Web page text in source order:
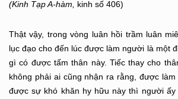
(Kinh Tạp A-hàm, kinh số 406)
Thật vậy, trong vòng luân hồi trầm luân
lục đạo cho đến lúc được làm người là một
gì có được tấm thân này. Tiếc thay cho
không phải ai cũng nhận ra rằng, được
được sự khó khăn hy hữu này thì người ấy